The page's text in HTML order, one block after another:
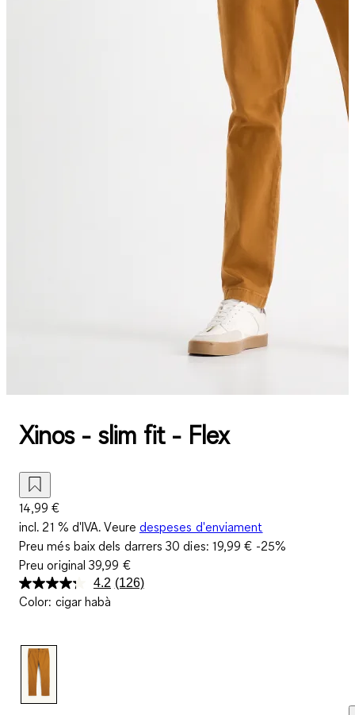
Xinos - slim fit - Flex
14,99 €
incl. 21 % d'IVA. Veure despeses d'enviament
Preu més baix dels darrers 30 dies: 19,99 € -25%
Preu original39,99 €
4.2 Llegeix
(126)
Color: cigar habà